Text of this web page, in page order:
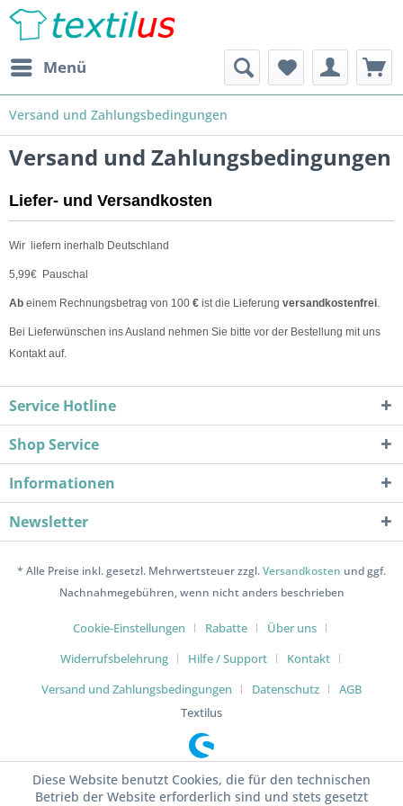
Menü
Versand und Zahlungsbedingungen
Versand und Zahlungsbedingungen
Liefer- und Versandkosten
Wir liefern inerhalb Deutschland
5,99€ Pauschal
Ab einem Rechnungsbetrag von 100 € ist die Lieferung versandkostenfrei.
Bei Lieferwünschen ins Ausland nehmen Sie bitte vor der Bestellung mit uns
Kontakt auf.
Service Hotline
Shop Service
Informationen
Newsletter
* Alle Preise inkl. gesetzl. Mehrwertsteuer zzgl.Versandkosten und ggf.
Nachnahmegebühren, wenn nicht anders beschrieben
Cookie-Einstellungen Rabatte
Über uns
Widerrufsbelehrung
Hilfe / Support
Kontakt
Versand und Zahlungsbedingungen
Datenschutz
AGB
Textilus
Diese Website benutzt Cookies, die für den technischen
Betrieb der Website erforderlich sind und stets gesetzt